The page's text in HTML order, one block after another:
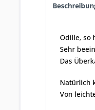
Odille, so
Sehr
Das
Natürlich
Von